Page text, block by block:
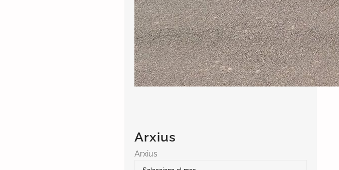
Arxius
Arxius